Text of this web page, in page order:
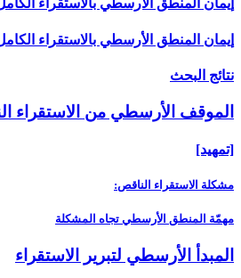
إيمان المنطق الأرسطي بالاستقراء
إيمان المنطق الأرسطي بالاستقراء
نتائج البحث
الموقف الأرسطي من الاستقراء
[تمهيد]
مشكلة الاستقراء الناقص:
مهمّة المنطق الأرسطي تجاه المشكلة
المبدأ الأرسطي لتبرير الاستقراء